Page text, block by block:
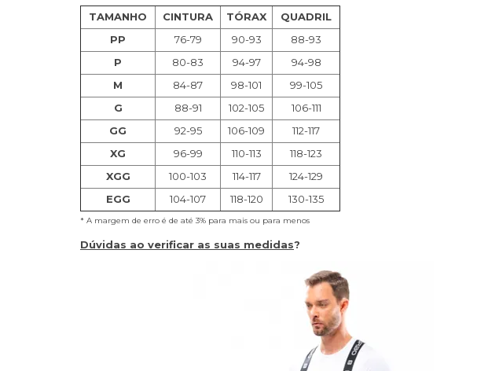
TAMANHO CINTURA TÓRAX
QUADRIL
PP
76-79 90-93
88-93
P
80-83 94-97
94-98
M
84-87 98-101
99-105
G
88-91 102-105
106-111
GG
92-95 106-109
112-117
XG
96-99 110-113
118-123
XGG
100-103 114-117
124-129
EGG
104-107 118-120 130-135
* A margem de erro é de até 3% para mais ou para menos
Dúvidas ao verificar as suas medidas?